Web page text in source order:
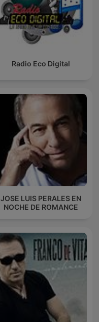
Radio Eco Digital
JOSE LUIS PERALES EN
NOCHE DE ROMANCE